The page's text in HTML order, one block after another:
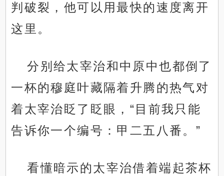
判破裂，他可以用最快的速度离开
这里。
分别给太宰治和中原中也都倒了
一杯的穆庭叶藏隔着升腾的热气对
着太宰治眨了眨眼，“目前我只能
告诉你一个编号：甲二五八番。”
看懂暗示的太宰治借着端起茶杯